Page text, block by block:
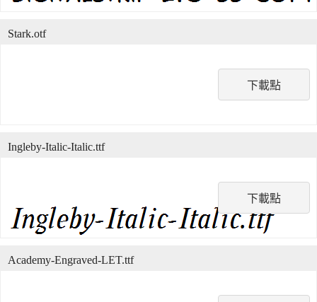
下載點
Stark.otf
下載點
Ingleby-Italic-Italic.ttf
Academy-Engraved-LET.ttf